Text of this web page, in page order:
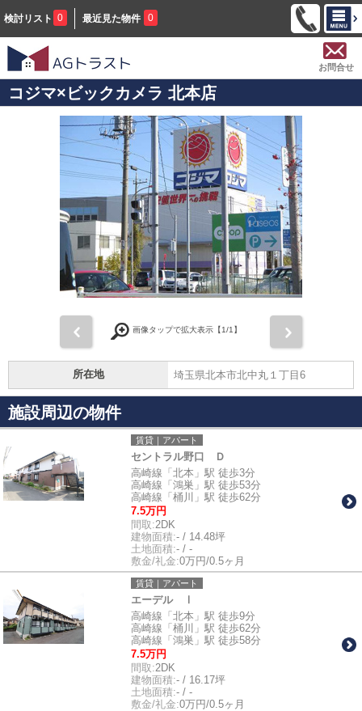
検討リスト 0 最近見た物件 0
お問合せ
コジマ×ビックカメラ 北本店
画像タップで拡大表示【1/1】
所在地 埼玉県北本市北中丸１丁目6
施設周辺の物件
賃貸｜アパート
セントラル野口 Ｄ
高崎線「北本」駅 徒歩3分
高崎線「鴻巣」駅 徒歩53分
高崎線「桶川」駅 徒歩62分
7.5万円
間取:2DK
建物面積:- / 14.48坪
土地面積:- / -
敷金/礼金:0万円/0.5ヶ月
賃貸｜アパート
エーデル Ⅰ
高崎線「北本」駅 徒歩9分
高崎線「桶川」駅 徒歩62分
高崎線「鴻巣」駅 徒歩58分
7.5万円
間取:2DK
建物面積:- / 16.17坪
土地面積:- / -
敷金/礼金:0万円/0.5ヶ月